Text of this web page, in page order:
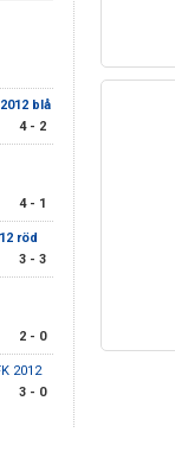
blå
4 - 2
4 - 1
röd
3 - 3
2 - 0
2012
3 - 0